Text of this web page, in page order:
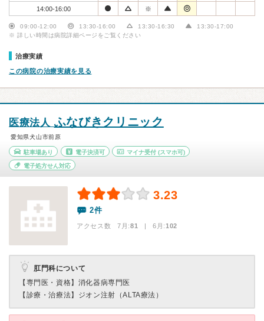
14:00-16:00 ※
09:00-12:00 13:30-16:00 13:30-16:30
13:30-17:00
※ 詳しい時間は病院詳細ページをご覧ください
治療実績
この病院の治療実績を見る
医療法人 ふなびきクリニック
愛知県犬山市前原
駐車場あり 電子決済可 マイナ受付 (スマホ可)
電子処方せん対応
3.23
2件
アクセス数 7月:81 | 6月:102
肛門科について
【専門医・資格】 消化器病専門医
【診療・治療法】 ジオン注射（ALTA療法）